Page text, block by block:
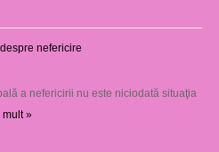
nefericire
a nefericirii nu este niciodată situaţia
mult »